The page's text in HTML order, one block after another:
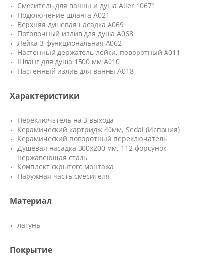
Смеситель для ванны и душа Aller 10671
Подключение шланга A021
Верхняя душевая насадка A069
Потолочный излив для душа A068
Лейка 3-функциональная A062
Настенный держатель лейки, поворотный А011
Шланг для душа 1500 мм A010
Настенный излив для ванны A018
Характеристики
Переключатель на 3 выхода
Керамический картридж 40мм, Sedal (Испания)
Керамический поворотный переключатель
Душевая насадка 300х200 мм, 112 форсунок,
нержавеющая сталь
Комплект скрытого монтажа
Наружная часть смесителя
Материал
латунь
Покрытие